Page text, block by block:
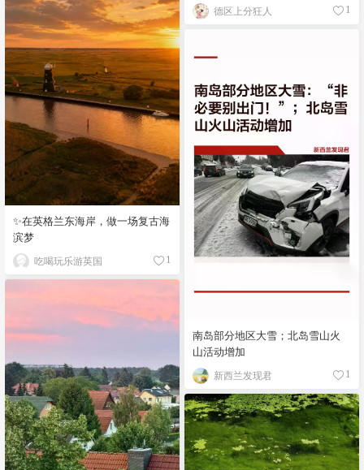
德区上分狂人 1
✨在英格兰东海岸，做一场复古海
滨梦
吃喝玩乐游英国 1
南岛部分地区大雪；北岛雪山火
山活动增加
新西兰发现君 1